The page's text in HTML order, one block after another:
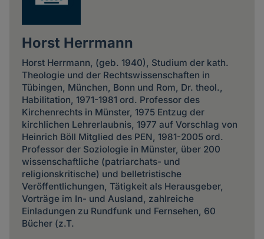
Horst Herrmann
Horst Herrmann, (geb. 1940), Studium der kath.
Theologie und der Rechtswissenschaften in
Tübingen, München, Bonn und Rom, Dr. theol.,
Habilitation, 1971-1981 ord. Professor des
Kirchenrechts in Münster, 1975 Entzug der
kirchlichen Lehrerlaubnis, 1977 auf Vorschlag von
Heinrich Böll Mitglied des PEN, 1981-2005 ord.
Professor der Soziologie in Münster, über 200
wissenschaftliche (patriarchats- und
religionskritische) und belletristische
Veröffentlichungen, Tätigkeit als Herausgeber,
Vorträge im In- und Ausland, zahlreiche
Einladungen zu Rundfunk und Fernsehen, 60
Bücher (z.T.